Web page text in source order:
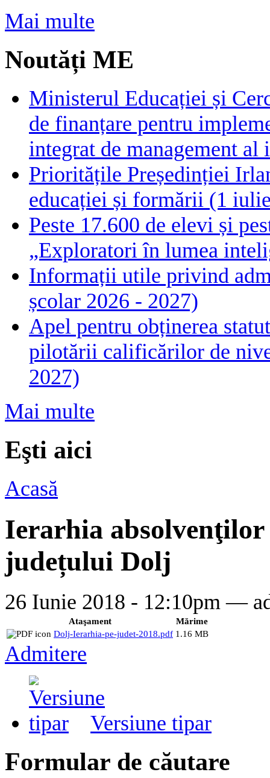
Mai multe
Noutăți ME
Ministerul Educației și
de finanțare pentru
integrat de management
Prioritățile Președinției
educației și formării (1
Peste 17.600 de elevi și
„Exploratori în lumea
Informații utile privind
școlar 2026 - 2027)
Apel pentru obținerea
pilotării calificărilor de
2027)
Mai multe
Eşti aici
Acasă
Ierarhia
județului Dolj
26 Iunie 2018 - 12:10pm —
Ataşament
Mărime
Dolj-Ierarhia-pe-judet-2018.pdf 1.16 MB
Admitere
Versiune tipar
Formular de căutare